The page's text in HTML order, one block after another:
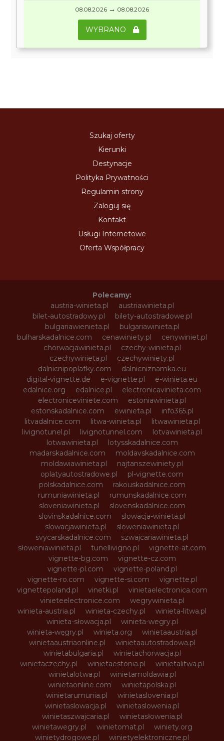
08.08.2026 → 08.08.2026
WYBRANO
Szukaj oferty
Kierunki
Destynacje
Polityka Prywatności
Regulamin strony
Zaloguj się
Kontakt
Usługi Internetowe
Oferta Współpracy
Polecamy:
austria-winieta.pl
austriawinieta.pl
bilet-autostradowy.pl
bilety-autostradowe.pl
bulgariawienieta.pl
bulgariawinieta.pl
bulharskadalnice.com
cenawiniety.pl
cenywiniet.pl
chorwacjawinieta.pl
czechy-winieta.pl
czechywinieta.pl
czechywiniety.pl
dalnicnipoplatky.com
dalnicniznamka.eu
digital-vignette.de
e-vignette.pl
e-winieta.eu
edalnice.org
edalnice.pl
electronicavinieta.com
electroniceviniete.com
estoniawinieta.pl
estonskadalnice.com
ewinieta.pl
info365.pl
litvadalnice.com
litwa-winieta.pl
litwawinieta.pl
livignotunel.pl
livignotunnel.com
lotvawinieta.pl
lotwawinieta.pl
lotysskadalnice.com
madarskadalnice.com
moldavskadalnice.com
moldawiawinieta.pl
najtanszewiniety.pl
oplatyautostradowe.pl
pl-vignette.com
polskadalnice.com
rakouskadalnice.com
rumuniawinieta.pl
rumunskadalnice.com
sloveniawinieta.pl
slovenskadalnice.com
slovinskadalnice.com
slowacja-winieta.pl
slowacjawinieta.pl
sloweniawinieta.pl
svycarskadalnice.com
szwajcariawinieta.pl
słoweniawinieta.pl
tunellivigno.pl
vignette-at.com
vignette-bg.com
vignette-cz.com
vignette-pl.com
vignette-poland.pl
vignette-ro.com
vignette-si.com
vignette.pl
vignettepoland.pl
vinetki.pl
vinietaelectronica.com
vinieteelectronice.com
wegrywinieta.pl
winieta-austria.pl
winieta-czechy.pl
winieta-litwa.pl
winieta-słowacja.pl
winieta-wegry.pl
winieta-węgry.pl
winieta.org
winietaaustria.pl
winietaaustriaonline.pl
winietaautostradowa.pl
winietabulgaria.pl
winietachorwacja.pl
winietaczechy.pl
winietaestonia.pl
winietalitwa.pl
winietalotwa.pl
winietamoldawia.pl
winietaonline.com
winietapolska.pl
winietarumunia.pl
winietaslovenia.pl
winietaslowacja.pl
winietaslowenia.pl
winietaszwajcaria.pl
winietasłowenia.pl
winietawegry.pl
winietomat.pl
winiety.org
winietydrogowe.pl
winietyelektroniczne.pl